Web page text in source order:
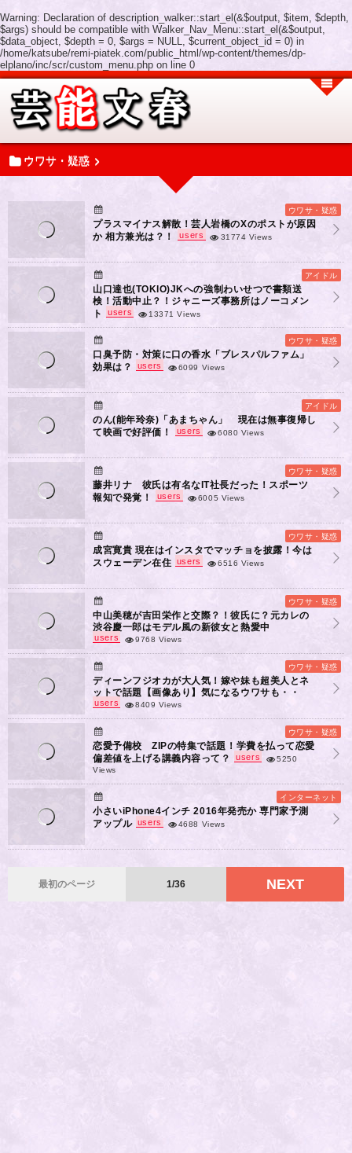
Warning: Declaration of description_walker::start_el(&$output, $item, $depth,
$args) should be compatible with Walker_Nav_Menu::start_el(&$output,
$data_object, $depth = 0, $args = NULL, $current_object_id = 0) in
/home/katsube/remi-piatek.com/public_html/wp-content/themes/dp-
elplano/inc/scr/custom_menu.php on line 0
ウワサ・疑惑
ウワサ・疑惑
プラスマイナス解散！芸人岩橋のXのポストが原因
か 相方兼光は？！
users 31774 Views
アイドル
山口達也(TOKIO)JKへの強制わいせつで書類送
検！活動中止？！ジャニーズ事務所はノーコメン
ト
users 13371 Views
ウワサ・疑惑
口臭予防・対策に口の香水「ブレスパルファム」
効果は？
users 6099 Views
アイドル
のん(能年玲奈)「あまちゃん」 現在は無事復帰し
て映画で好評価！
users 6080 Views
ウワサ・疑惑
藤井リナ 彼氏は有名なIT社長だった！スポーツ
報知で発覚！
users 6005 Views
ウワサ・疑惑
成宮寛貴 現在はインスタでマッチョを披露！今は
スウェーデン在住 users 6516 Views
ウワサ・疑惑
中山美穂が吉田栄作と交際？！彼氏に？元カレの
渋谷慶一郎はモデル風の新彼女と熱愛中
users 9768 Views
ウワサ・疑惑
ディーンフジオカが大人気！嫁や妹も超美人とネ
ットで話題【画像あり】気になるウワサも・・
users 8409 Views
ウワサ・疑惑
恋愛予備校 ZIPの特集で話題！学費を払って恋愛
偏差値を上げる講義内容って？
users
5250
Views
インターネット
小さいiPhone4インチ 2016年発売か 専門家予測
アップル users 4688 Views
最初のページ 1/36 NEXT